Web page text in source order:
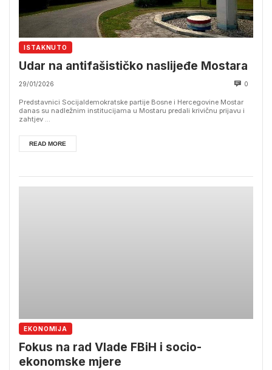
ISTAKNUTO
Udar na antifašističko naslijeđe Mostara
29/01/2026 0
Predstavnici Socijaldemokratske partije Bosne i Hercegovine Mostar
danas su nadležnim institucijama u Mostaru predali krivičnu prijavu i
zahtjev ...
READ MORE
EKONOMIJA
Fokus na rad Vlade FBiH i socio-
ekonomske mjere